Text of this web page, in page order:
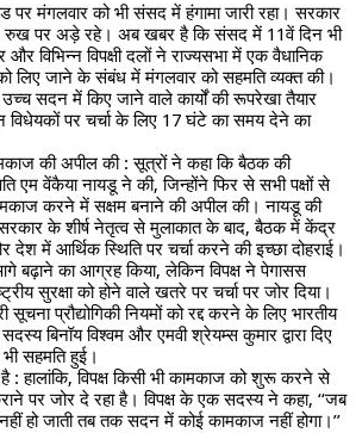
मंगलवार को भी संसद में हंगामा जारी रहा। सरकार
रुख पर अड़े रहे। अब खबर है कि संसद में 11वें दिन भी
और विभिन्न विपक्षी दलों ने राज्यसभा में एक वैधानिक
लिए जाने के संबंध में मंगलवार को सहमति व्यक्त की।
सदन में किए जाने वाले कार्यों की रूपरेखा तैयार
पर चर्चा के लिए 17 घंटे का समय देने का
की अपील की : सूत्रों ने कहा कि बैठक की
एम वेंकैया नायडू ने की, जिन्होंने फिर से सभी पक्षों से
करने में सक्षम बनाने की अपील की। नायडू की
सरकार के शीर्ष नेतृत्व से मुलाकात के बाद, बैठक में केंद्र
देश में आर्थिक स्थिति पर चर्चा करने की इच्छा दोहराई।
बढ़ाने का आग्रह किया, लेकिन विपक्ष ने पेगासस
सुरक्षा को होने वाले खतरे पर चर्चा पर जोर दिया।
प्रौद्योगिकी नियमों को रद्द करने के लिए भारतीय
बिनॉय विश्वम और एमवी श्रेयम्स कुमार द्वारा दिए
सहमति हुई।
है : हालांकि, विपक्ष किसी भी कामकाज को शुरू करने से
पर जोर दे रहा है। विपक्ष के एक सदस्य ने कहा, ‘‘जब
हो जाती तब तक सदन में कोई कामकाज नहीं होगा।’’